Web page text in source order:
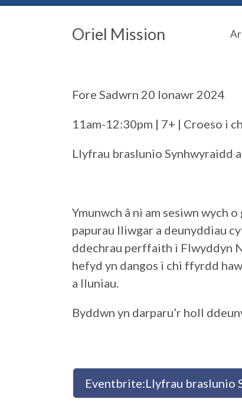
Oriel Mission
Fore Sadwrn 20 Ionawr 2024
11am-12:30pm | 7+ | Croeso i
Llyfrau braslunio Synhwyraidd
Ymunwch â ni am sesiwn wych
papurau lliwgar a deunyddiau
ddechrau perffaith i Flwyddyn
hefyd yn dangos i chi ffyrdd
a lluniau.
Byddwn yn darparu’r holl
Eventbrite:Llyfrau braslunio